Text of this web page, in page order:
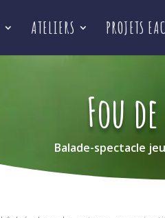
ATELIERS PROJETS EAC
Fou
Balade-spectacle